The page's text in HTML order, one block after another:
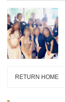
RETURN HOME